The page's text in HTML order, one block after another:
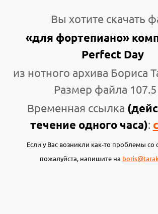
Вы хотите скачать
«для фортепиано»
Perfect Day
из нотного архива Бориса
Размер файла
Временная ссылка
течение одного часа):
Если у Вас возникли как-то проблемы со
пожалуйста, напишите на